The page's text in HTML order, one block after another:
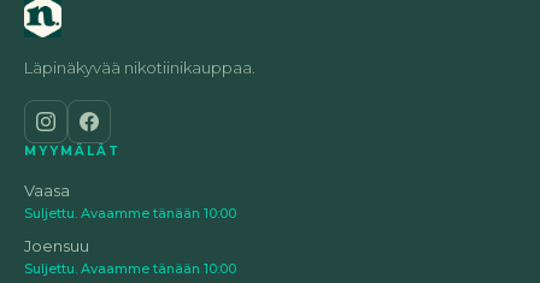
Läpinäkyvää nikotiinikauppaa.
MYYMÄLÄT
Vaasa
Suljettu. Avaamme tänään 10:00
Joensuu
Suljettu. Avaamme tänään 10:00